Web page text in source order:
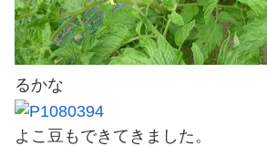
るかな
よこ豆もできてきました。